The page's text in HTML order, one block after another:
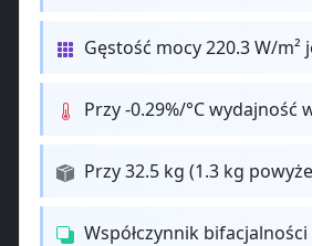
Gęstość mocy 220.3 W/
Przy -0.29%/°C
Przy 32.5 kg (1.3 kg
Współczynnik